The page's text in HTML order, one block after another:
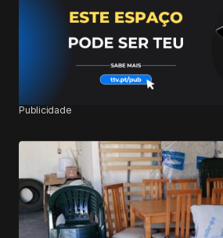
Publicidade